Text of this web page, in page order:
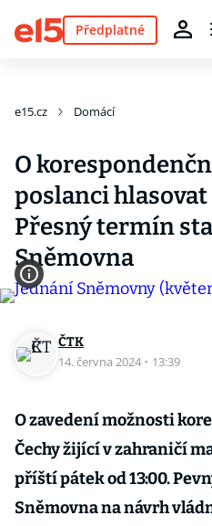
Předplatné
e15.cz Domácí
O
poslanci
Přesný termín
Sněmovna
ČTK
14. června 2024 · 13:39
O zavedení možnosti
Čechy žijící v zahraničí
příští pátek od 13:00.
Sněmovna na návrh